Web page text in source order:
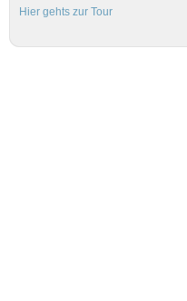
Hier gehts zur Tour